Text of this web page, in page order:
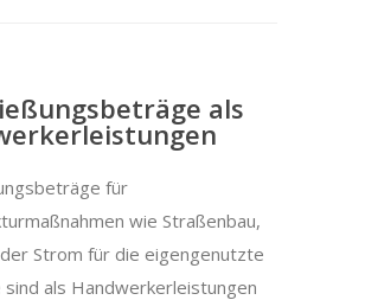
als
für
wie Straßenbau,
Strom für die eigengenutzte
sind als Handwerkerleistungen